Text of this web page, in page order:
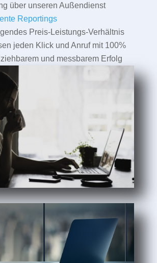
über unseren Außendienst
Reportings
Preis-Leistungs-Verhältnis
jeden Klick und Anruf mit 100%
und messbarem Erfolg